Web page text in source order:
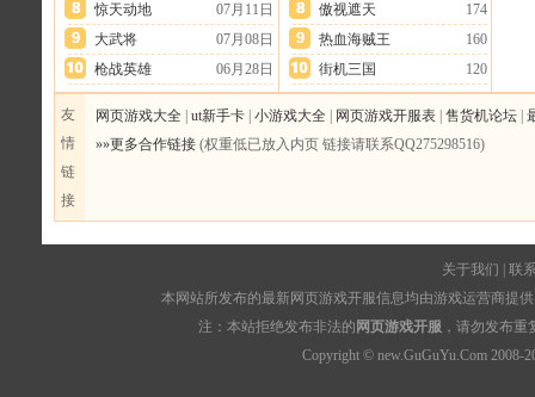
07月11日
惊天动地
07月08日
大武将
06月28日
枪战英雄
174
傲视遮天
160
热血海贼王
120
街机三国
友
情
链
接
网页游戏大全 ut新手卡 小游戏大全 网页游戏开服表 售货机论坛
»»更多合作链接 (权重低已放入内页 链接请联系QQ275298516)
关于我们
联
本网站所发布的最新网页游戏开服信息均由游戏运营商提
注：本站拒绝发布非法的 网页游戏开服 ，请勿发布重
Copyright © new.GuGuYu.Com 2008-